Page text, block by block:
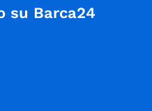
su Barca24